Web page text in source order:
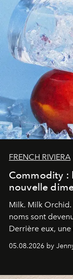
FRENCH RIVIERA
Commodity :
nouvelle
Milk. Milk Orchid.
noms sont
Derrière eux,
une approche
05.08.2026 by